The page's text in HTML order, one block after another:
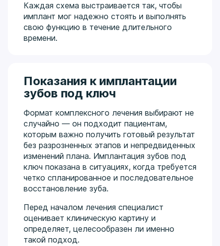
Каждая схема выстраивается так, чтобы
имплант мог надежно стоять и выполнять
свою функцию в течение длительного
времени.
Показания к имплантации
зубов под ключ
Формат комплексного лечения выбирают не
случайно — он подходит пациентам,
которым важно получить готовый результат
без разрозненных этапов и непредвиденных
изменений плана. Имплантация зубов под
ключ показана в ситуациях, когда требуется
четко спланированное и последовательное
восстановление зуба.
Перед началом лечения специалист
оценивает клиническую картину и
определяет, целесообразен ли именно
такой подход.